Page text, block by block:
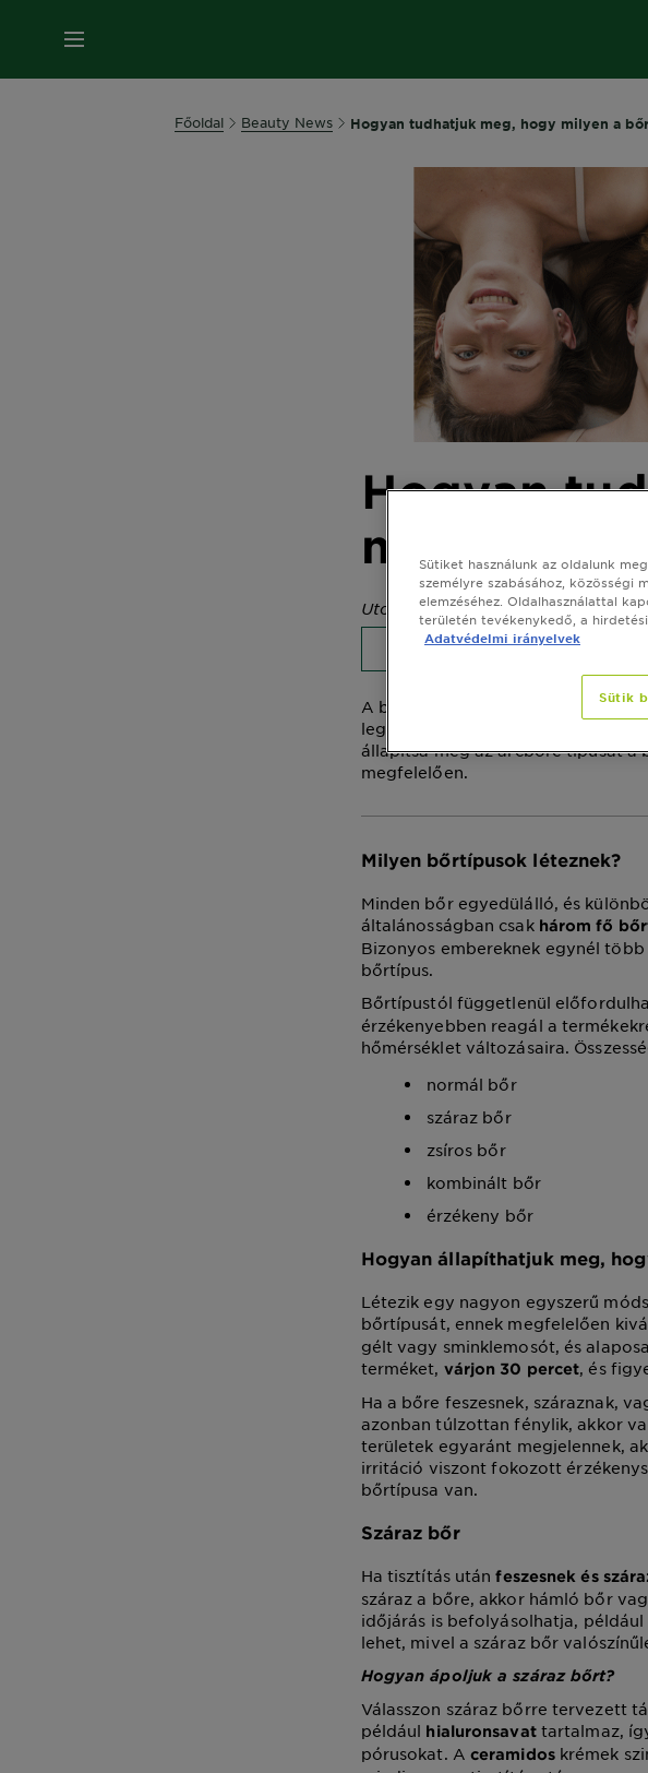
MENÜ
Főoldal Beauty News Hogyan tudhatjuk meg, hogy milyen a
Hogyan
milyen a
Utolsó frissítés július 21, 2025
BŐRÁPOLÁS CIKK
A bőrtípus ismerete a megfelelő
legmegfelelőbb termékeket
állapítsa meg az arcbőre típusát a
megfelelően.
Milyen bőrtípusok léteznek?
Minden bőr egyedülálló, és
általánosságban csak három fő
Bizonyos embereknek egynél
bőrtípus.
Bőrtípustól függetlenül
érzékenyebben reagál a
hőmérséklet változásaira.
normál bőr
száraz bőr
zsíros bőr
kombinált bőr
érzékeny bőr
Hogyan állapíthatjuk meg,
Létezik egy nagyon egyszerű
bőrtípusát, ennek megfelelően
gélt vagy sminklemosót, és
terméket, várjon 30 percet, és
Ha a bőre feszesnek, száraznak,
azonban túlzottan fénylik, akkor
területek egyaránt megjelennek,
irritáció viszont fokozott
bőrtípusa van.
Száraz bőr
Ha tisztítás utánfeszesnek és
száraz a bőre, akkor hámló bőr
időjárás is befolyásolhatja,
lehet, mivel a száraz bőr
Hogyan ápoljuk a száraz bőrt?
Válasszon száraz bőrre tervezett
például hialuronsavat tartalmaz,
pórusokat. A ceramidos krémek
Sütiket használunk az oldalunk
személyre szabásához, közösségi
elemzéséhez. Oldalhasználattal
területén tevékenykedő, a
Adatvédelmi irányelvek
Sütik